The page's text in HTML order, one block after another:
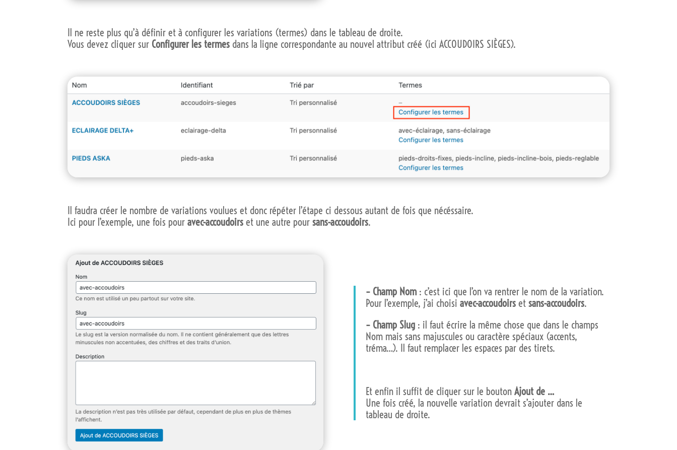
Il ne reste plus qu’à définir et à configurer les variations (termes) dans le tableau de droite.
Vous devez cliquer sur Configurer les termes dans la ligne correspondante au nouvel attribut créé (ici ACCOUDOIRS SIÈGES).
Il faudra créer le nombre de variations voulues et donc répéter l’étape ci dessous autant de fois que nécéssaire.
Ici pour l’exemple, une fois pouravec-accoudoirs et une autre poursans-accoudoirs.
– Champ Nom : c’est ici que l’on va rentrer le nom de la variation.
Pour l’exemple, j’ai choisi avec-accoudoirs etsans-accoudoirs.
– Champ Slug : il faut écrire la même chose que dans le champs
Nom mais sans majuscules ou caractère spéciaux (accents,
tréma…). Il faut remplacer les espaces par des tirets.
Et enfin il suffit de cliquer sur le bouton Ajout de …
Une fois créé, la nouvelle variation devrait s’ajouter dans le
tableau de droite.